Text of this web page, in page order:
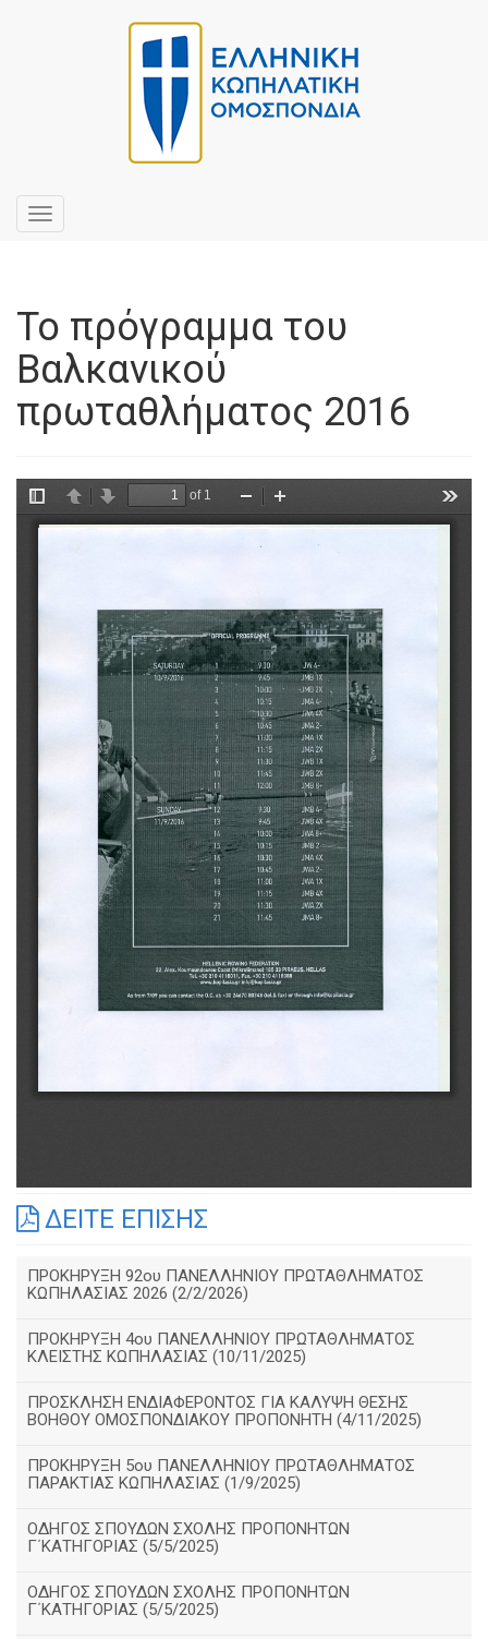
Toggle
navigation
Το πρόγραμμα του
Βαλκανικού
πρωταθλήματος 2016
ΔΕΙΤΕ ΕΠΙΣΗΣ
ΠΡΟΚΗΡΥΞΗ 92ου ΠΑΝΕΛΛΗΝΙΟΥ ΠΡΩΤΑΘΛΗΜΑΤΟΣ
ΚΩΠΗΛΑΣΙΑΣ 2026 (2/2/2026)
ΠΡΟΚΗΡΥΞΗ 4ου ΠΑΝΕΛΛΗΝΙΟΥ ΠΡΩΤΑΘΛΗΜΑΤΟΣ
ΚΛΕΙΣΤΗΣ ΚΩΠΗΛΑΣΙΑΣ (10/11/2025)
ΠΡΟΣΚΛΗΣΗ ΕΝΔΙΑΦΕΡΟΝΤΟΣ ΓΙΑ ΚΑΛΥΨΗ ΘΕΣΗΣ
ΒΟΗΘΟΥ ΟΜΟΣΠΟΝΔΙΑΚΟΥ ΠΡΟΠΟΝΗΤΗ (4/11/2025)
ΠΡΟΚΗΡΥΞΗ 5ου ΠΑΝΕΛΛΗΝΙΟΥ ΠΡΩΤΑΘΛΗΜΑΤΟΣ
ΠΑΡΑΚΤΙΑΣ ΚΩΠΗΛΑΣΙΑΣ (1/9/2025)
ΟΔΗΓΟΣ ΣΠΟΥΔΩΝ ΣΧΟΛΗΣ ΠΡΟΠΟΝΗΤΩΝ
Γ΄ΚΑΤΗΓΟΡΙΑΣ (5/5/2025)
ΟΔΗΓΟΣ ΣΠΟΥΔΩΝ ΣΧΟΛΗΣ ΠΡΟΠΟΝΗΤΩΝ
Γ΄ΚΑΤΗΓΟΡΙΑΣ (5/5/2025)